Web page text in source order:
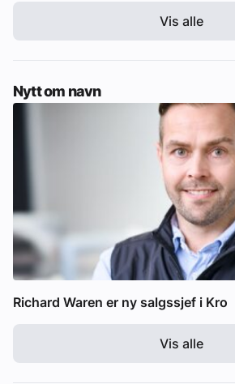
Vis alle
Nytt om navn
Richard Waren er ny salgssjef i Kro
Vis alle